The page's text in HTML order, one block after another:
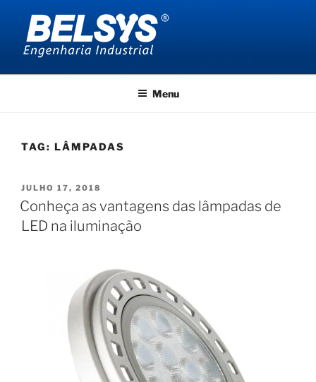
conteúdo
BELSYS ENGENHARIA
Menu
TAG: LÂMPADAS
PUBLICADO
EM
JULHO 17, 2018
Conheça as vantagens das lâmpadas de
LED na iluminação